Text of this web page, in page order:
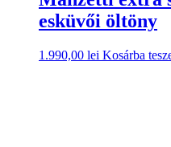
esküvői öltöny
1.990,00 lei Kosárba